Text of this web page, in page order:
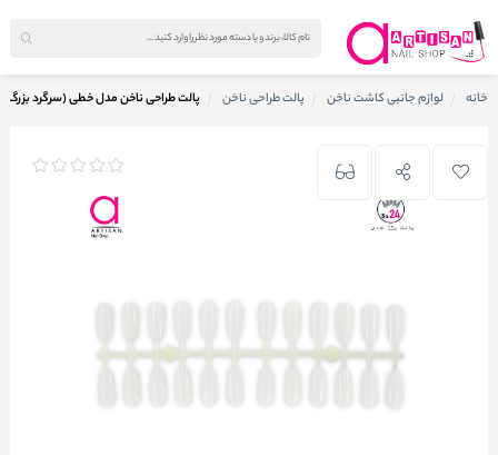
خانه لوازم جانبی کاشت ناخن پالت طراحی ناخن پالت طراحی ناخن مدل خطی (سرگرد بزرگ)